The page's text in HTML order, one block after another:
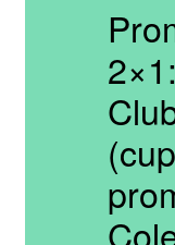
2×1: